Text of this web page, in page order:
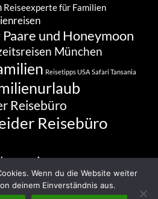
Reiseexperte für Familien
und Honeymoon
München
Reisetipps USA Safari Tansania
Reisebüro
Reisebüro
Wenn du die Website weiter
deinem Einverständnis aus.